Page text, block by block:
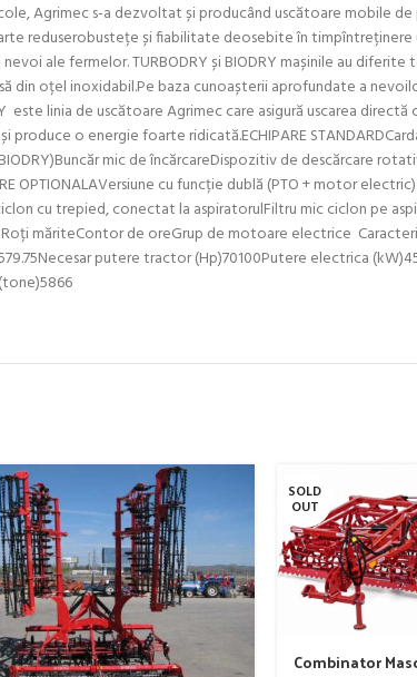
Agrimec s-a dezvoltat și producând uscătoare mobile
reduserobustețe și fiabilitate deosebite în
ale fermelor. TURBODRY și BIODRY mașinile au
oțel inoxidabil.Pe baza cunoașterii aprofundate a
este linia de uscătoare Agrimec care asigură uscarea
o energie foarte ridicată.ECHIPARE
mic de încărcareDispozitiv de descărcare
OPTIONALAVersiune cu funcție dublă (PTO + motor
cu trepied, conectat la aspiratorulFiltru mic ciclon pe
măriteContor de oreGrup de motoare electrice
putere tractor (Hp)70100Putere electrica
SOLD
OUT
Combinator